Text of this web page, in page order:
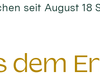
seit August 18
dem